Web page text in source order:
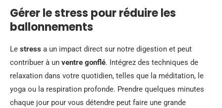
Gérer le stress pour réduire les
ballonnements
Le stress a un impact direct sur notre digestion et peut
contribuer à un ventre gonflé. Intégrez des techniques de
relaxation dans votre quotidien, telles que la méditation, le
yoga ou la respiration profonde. Prendre quelques minutes
chaque jour pour vous détendre peut faire une grande